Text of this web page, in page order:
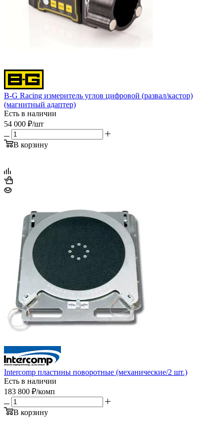
B-G Racing измеритель углов цифровой (развал/кастор)
(магнитный адаптер)
Есть в наличии
54 000 ₽/шт
В корзину
Intercomp пластины поворотные (механические/2 шт.)
Есть в наличии
183 800 ₽/комп
В корзину